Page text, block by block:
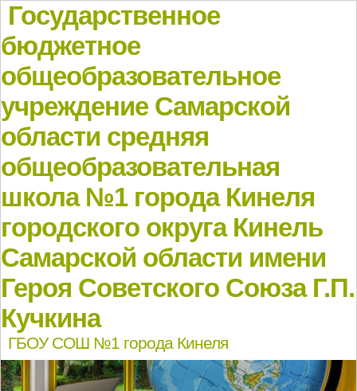
Государственное
бюджетное
общеобразовательное
учреждение Самарской
области средняя
общеобразовательная
школа №1 города Кинеля
городского округа Кинель
Самарской области имени
Героя Советского Союза Г.П.
Кучкина
ГБОУ СОШ №1 города Кинеля